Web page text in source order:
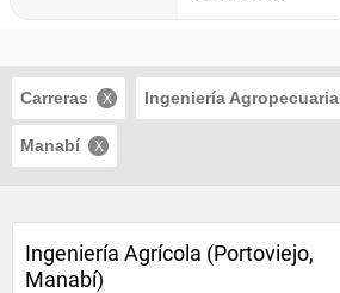
Carreras Ingeniería Agropecuaria
Manabí
Ingeniería Agrícola (Portoviejo,
Manabí)